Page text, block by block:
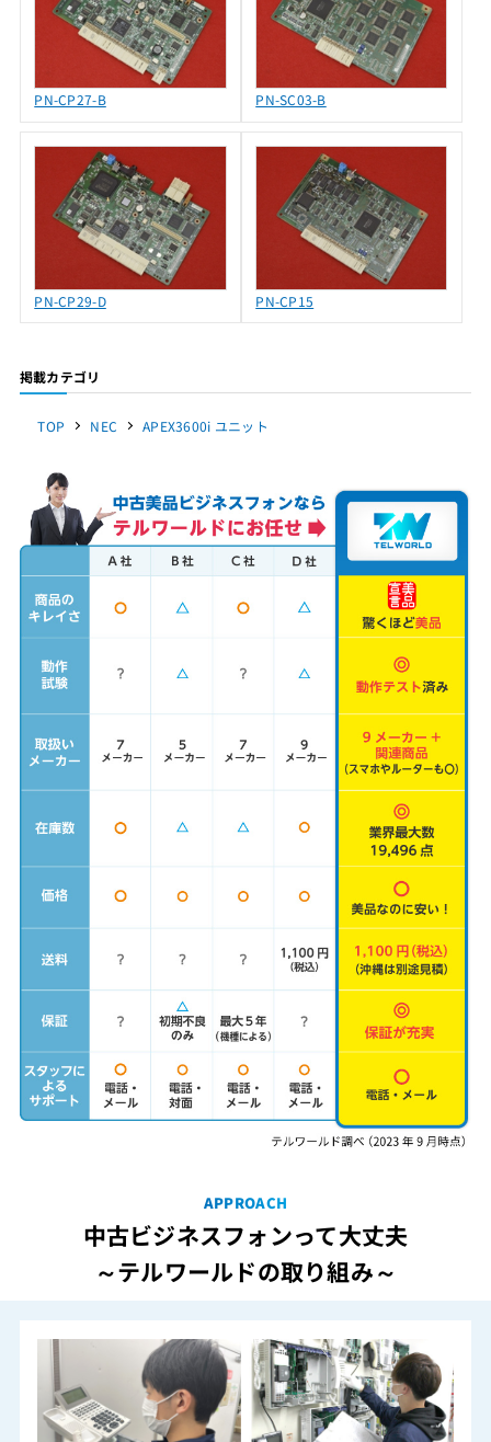
PN-CP27-B PN-SC03-B
PN-CP29-D PN-CP15
掲載カテゴリ
TOP NEC APEX3600i ユニット
APPROACH
中古ビジネスフォンって大丈夫
～テルワールドの取り組み～